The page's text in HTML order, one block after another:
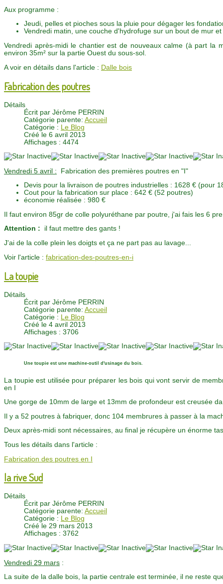
Aux programme :
Jeudi, pelles et pioches sous la pluie pour dégager les
Vendredi matin, une couche d'hydrofuge sur un bout de mur
Vendredi après-midi le chantier est de nouveaux calme (à part la
environ 35m² sur la partie Ouest du sous-sol.
A voir en détails dans l'article : Dalle bois
Fabrication des poutres
Détails
Écrit par Jérôme PERRIN
Catégorie parente: Accueil
Catégorie : Le Blog
Créé le 6 avril 2013
Affichages : 4474
Vendredi 5 avril : Fabrication des premières poutres en "I"
Devis pour la livraison de poutres industrielles : 1628 € (pour
Cout pour la fabrication sur place : 642 € (52 poutres)
économie réalisée : 980 €
Il faut environ 85gr de colle polyuréthane par poutre, j'ai fais les 6
Attention : il faut mettre des gants !
J'ai de la colle plein les doigts et ça ne part pas au lavage...
Voir l'article : fabrication-des-poutres-en-i
La toupie
Détails
Écrit par Jérôme PERRIN
Catégorie parente: Accueil
Catégorie : Le Blog
Créé le 4 avril 2013
Affichages : 3706
Une toupie est une machine-outil d'usinage du bois.
La toupie est utilisée pour préparer les bois qui vont servir de
en I
Une gorge de 10mm de large et 13mm de profondeur est creusée
Il y a 52 poutres à fabriquer, donc 104 membrures à passer à la
Deux après-midi sont nécessaires, au final je récupère un énorme
Tous les détails dans l'article :
Fabrication des poutres en I
la rive Sud
Détails
Écrit par Jérôme PERRIN
Catégorie parente: Accueil
Catégorie : Le Blog
Créé le 29 mars 2013
Affichages : 3762
Vendredi 29 mars :
La suite de la dalle bois, la partie centrale est terminée, il ne reste